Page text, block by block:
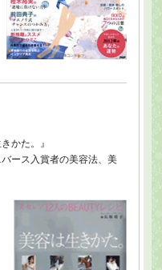
かた。』
ース入賞者の美容法、美